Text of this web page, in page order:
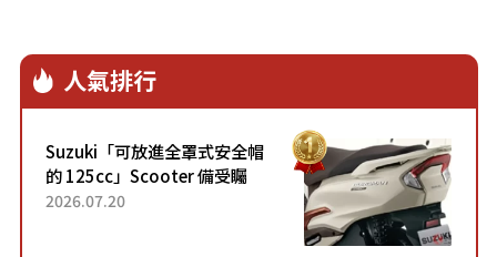
人氣排行
Suzuki「可放進全罩式安全帽
的 125cc」Scooter 備受矚
目！採用全新流線設計與各項
2026.07.20